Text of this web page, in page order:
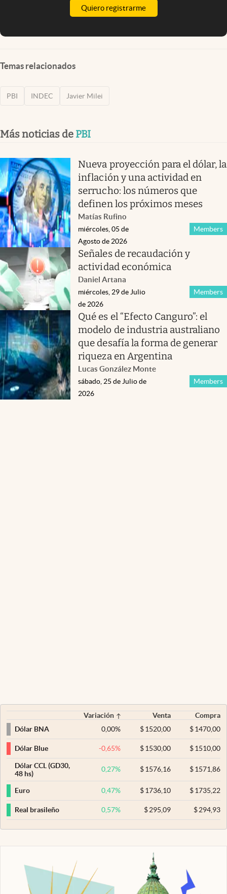
Quiero registrarme
Temas relacionados
PBI INDEC Javier Milei
Más noticias de PBI
Nueva proyección para el dólar, la
inflación y una actividad en
serrucho: los números que
definen los próximos meses
Matías Rufino
Members
miércoles, 05 de
Agosto de 2026
Señales de recaudación y
actividad económica
Daniel Artana
Members
miércoles, 29 de Julio
de 2026
Qué es el “Efecto Canguro”: el
modelo de industria australiano
que desafía la forma de generar
riqueza en Argentina
Lucas González Monte
Members
sábado, 25 de Julio de
2026
Variación Venta
Compra
Dólar BNA
0,00% $ 1520,00 $1470,00
Dólar Blue -0,65% $ 1530,00 $1510,00
Dólar CCL (GD30,
48 hs)
0,27% $ 1576,16 $1571,86
Euro 0,47% $ 1736,10 $1735,22
Real brasileño 0,57% $ 295,09 $294,93